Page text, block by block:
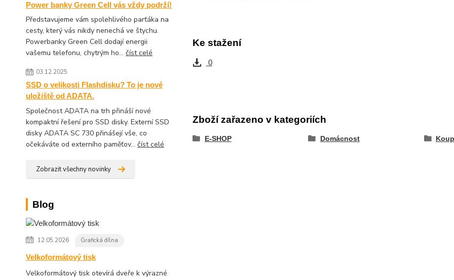
Power banky Green Cell vás vždy podrží!
Představujeme vám spolehlivého parťáka na
cesty, který vás nikdy nenechá ve štychu.
Powerbanky Green Cell dodají energii
vašemu telefonu, chytrým ho...číst celé
03.12.2025
SSD o velikosti Flashdisku? To je nové
uložiště od ADATA.
Společnost ADATA na trh přináší nové
kompaktní řešení pro SSD disky. Externí SSD
disky ADATA SC 730 přinášejí vše, co
očekáváte od externího paměťov...číst celé
Zobrazit všechny novinky
Blog
12.05.2026 Grafická dílna
Velkoformátový tisk
Velkoformátový tisk otevírá dveře k výrazné
Ke stažení
0
Zboží zařazeno v kategoriích
E-SHOP Domácnost